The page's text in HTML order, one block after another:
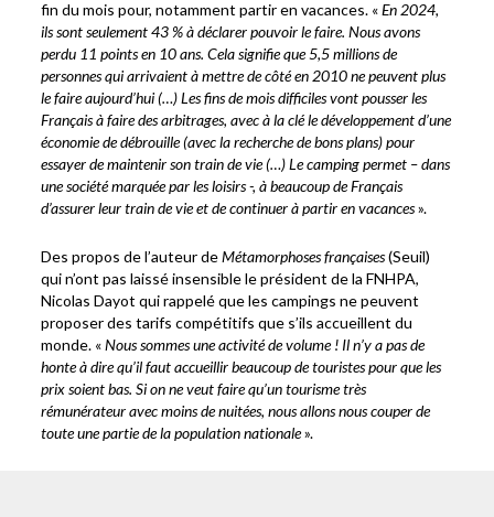
fin du mois pour, notamment partir en vacances. «En 2024,
ils sont seulement 43 % à déclarer pouvoir le faire. Nous avons
perdu 11 points en 10 ans. Cela signifie que 5,5 millions de
personnes qui arrivaient à mettre de côté en 2010 ne peuvent plus
le faire aujourd’hui (…) Les fins de mois difficiles vont pousser les
Français à faire des arbitrages, avec à la clé le développement d’une
économie de débrouille (avec la recherche de bons plans) pour
essayer de maintenir son train de vie (…) Le camping permet – dans
une société marquée par les loisirs -, à beaucoup de Français
d’assurer leur train de vie et de continuer à partir en vacances».
Des propos de l’auteur deMétamorphoses françaises(Seuil)
qui n’ont pas laissé insensible le président de la FNHPA,
Nicolas Dayot qui rappelé que les campings ne peuvent
proposer des tarifs compétitifs que s’ils accueillent du
monde. «Nous sommes une activité de volume ! Il n’y a pas de
honte à dire qu’il faut accueillir beaucoup de touristes pour que les
prix soient bas. Si on ne veut faire qu’un tourisme très
rémunérateur avec moins de nuitées, nous allons nous couper de
toute une partie de la population nationale».